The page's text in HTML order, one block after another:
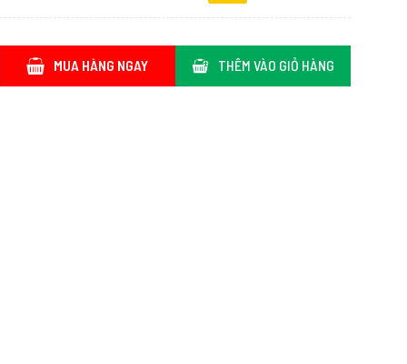
MUA HÀNG NGAY THÊM VÀO GIỎ HÀNG